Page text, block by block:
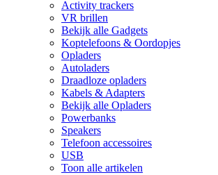
Activity trackers
VR brillen
Bekijk alle Gadgets
Koptelefoons & Oordopjes
Opladers
Autoladers
Draadloze opladers
Kabels & Adapters
Bekijk alle Opladers
Powerbanks
Speakers
Telefoon accessoires
USB
Toon alle artikelen